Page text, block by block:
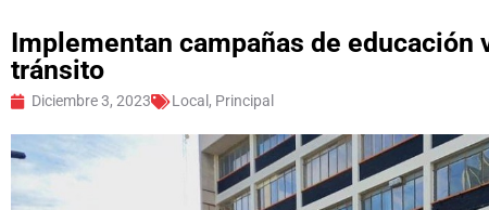
Implementan campañas de
tránsito
Diciembre 3, 2023 Local , Principal